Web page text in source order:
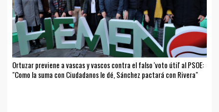
Ortuzar previene a vascas y vascos contra el falso 'voto útil' al PSOE:
"Como la suma con Ciudadanos le dé, Sánchez pactará con Rivera"